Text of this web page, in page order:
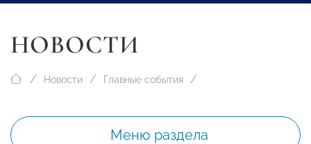
НОВОСТИ
Новости Главные события
Меню раздела